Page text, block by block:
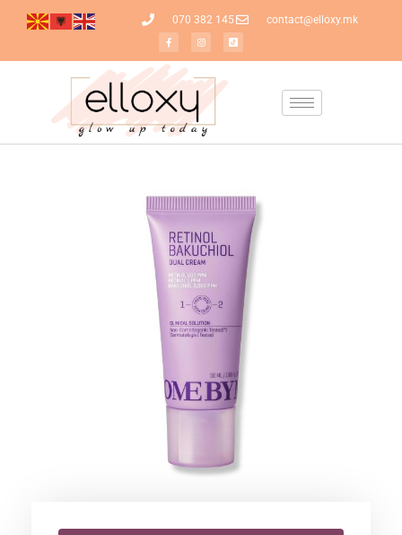
070 382 145 contact@elloxy.mk